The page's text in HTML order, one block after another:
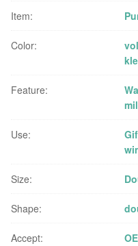
Item:
Color:
Feature:
Use:
Size:
Shape:
Accept: